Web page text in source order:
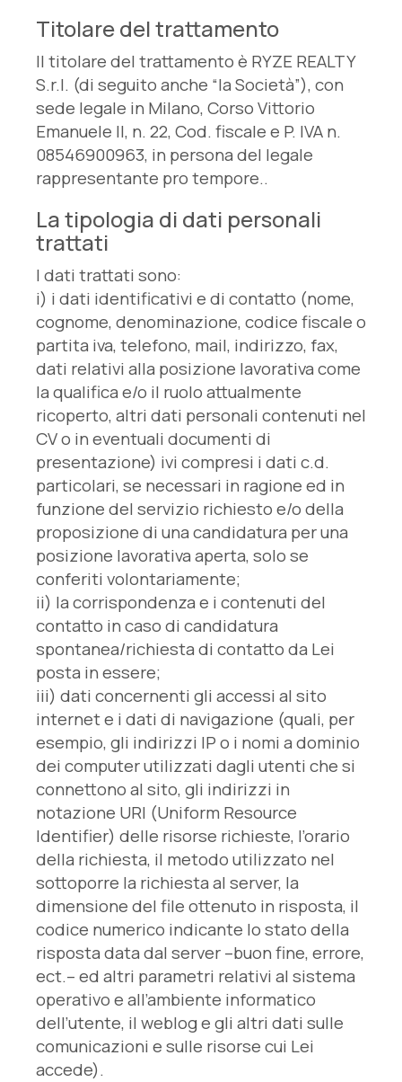
Titolare del trattamento
Il titolare del trattamento è RYZE REALTY
S.r.l. (di seguito anche “la Società”), con
sede legale in Milano, Corso Vittorio
Emanuele II, n. 22, Cod. fiscale e P. IVA n.
08546900963, in persona del legale
rappresentante pro tempore..
La tipologia di dati personali
trattati
I dati trattati sono:
i) i dati identificativi e di contatto (nome,
cognome, denominazione, codice fiscale o
partita iva, telefono, mail, indirizzo, fax,
dati relativi alla posizione lavorativa come
la qualifica e/o il ruolo attualmente
ricoperto, altri dati personali contenuti nel
CV o in eventuali documenti di
presentazione) ivi compresi i dati c.d.
particolari, se necessari in ragione ed in
funzione del servizio richiesto e/o della
proposizione di una candidatura per una
posizione lavorativa aperta, solo se
conferiti volontariamente;
ii) la corrispondenza e i contenuti del
contatto in caso di candidatura
spontanea/richiesta di contatto da Lei
posta in essere;
iii) dati concernenti gli accessi al sito
internet e i dati di navigazione (quali, per
esempio, gli indirizzi IP o i nomi a dominio
dei computer utilizzati dagli utenti che si
connettono al sito, gli indirizzi in
notazione URI (Uniform Resource
Identifier) delle risorse richieste, l’orario
della richiesta, il metodo utilizzato nel
sottoporre la richiesta al server, la
dimensione del file ottenuto in risposta, il
codice numerico indicante lo stato della
risposta data dal server –buon fine, errore,
ect.– ed altri parametri relativi al sistema
operativo e all’ambiente informatico
dell’utente, il weblog e gli altri dati sulle
comunicazioni e sulle risorse cui Lei
accede).